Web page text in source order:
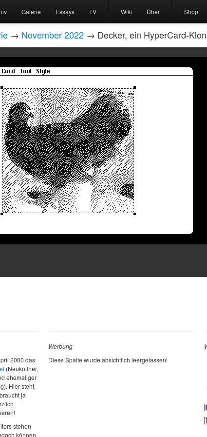
Galerie Essays TV Wiki Über Shop
→ November 2022 → Decker, ein HyperCard-Klon
2000 das
(Neuköllner,
ehemaliger
Hier steht,
ja
stehen
können
Werbung
Diese Spalte wurde absichtlich leergelassen!